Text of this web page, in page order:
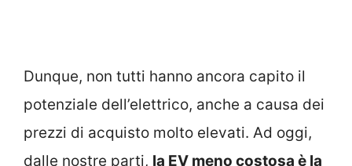
Dunque, non tutti hanno ancora capito il
potenziale dell’elettrico, anche a causa dei
prezzi di acquisto molto elevati. Ad oggi,
dalle nostre parti, la EV meno costosa è la